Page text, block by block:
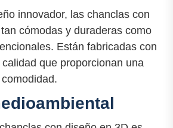
innovador, las chanclas con
cómodas y duraderas como
Están fabricadas con
que proporcionan una